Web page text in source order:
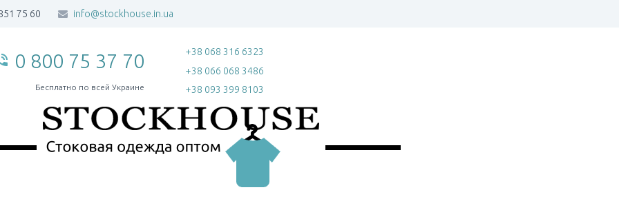
75 60 info@stockhouse.in.ua
0 800 75 37 70
Бесплатно по всей Украине
+38 068 316 6323
+38 066 068 3486
+38 093 399 8103